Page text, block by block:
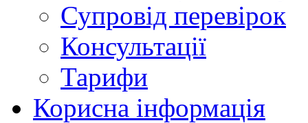
Супровід перевірок
Консультації
Тарифи
Корисна інформація